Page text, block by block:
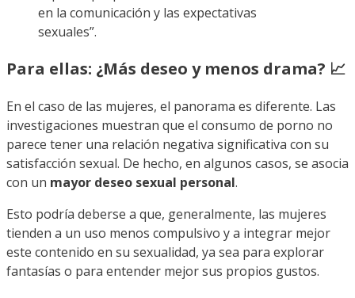
en la comunicación y las expectativas
sexuales”.
Para ellas: ¿Más deseo y menos drama? 📈
En el caso de las mujeres, el panorama es diferente. Las
investigaciones muestran que el consumo de porno no
parece tener una relación negativa significativa con su
satisfacción sexual. De hecho, en algunos casos, se asocia
con un mayor deseo sexual personal.
Esto podría deberse a que, generalmente, las mujeres
tienden a un uso menos compulsivo y a integrar mejor
este contenido en su sexualidad, ya sea para explorar
fantasías o para entender mejor sus propios gustos.